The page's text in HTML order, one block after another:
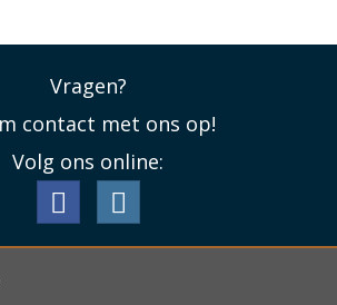
Vragen?
contact met ons op!
Volg ons online: